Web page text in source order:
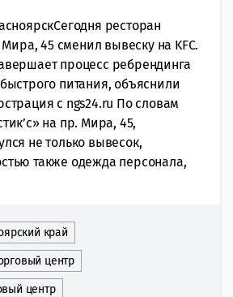
ресторан
Мира, 45 сменил вывеску на KFC.
процесс ребрендинга
питания, объяснили
с ngs24.ru По словам
на пр. Мира, 45,
не только вывесок,
также одежда персонала,
край
центр
центр